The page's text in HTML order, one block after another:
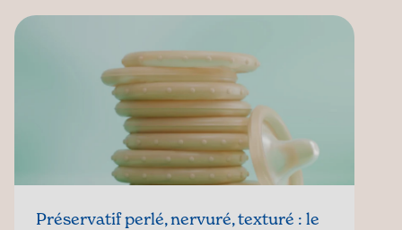
Préservatif perlé, nervuré, texturé : le